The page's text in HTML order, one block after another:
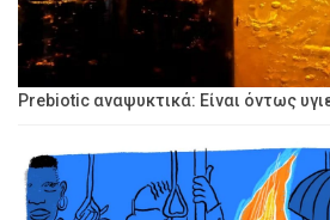
Prebiotic αναψυκτικά: Είναι όντως